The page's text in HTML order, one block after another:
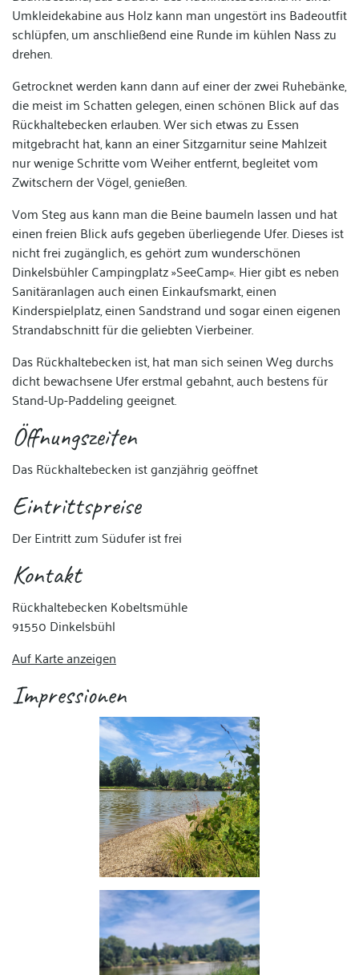
Umkleidekabine aus Holz kann man ungestört ins Badeoutfit
schlüpfen, um anschließend eine Runde im kühlen Nass zu
drehen.
Getrocknet werden kann dann auf einer der zwei Ruhebänke,
die meist im Schatten gelegen, einen schönen Blick auf das
Rückhaltebecken erlauben. Wer sich etwas zu Essen
mitgebracht hat, kann an einer Sitzgarnitur seine Mahlzeit
nur wenige Schritte vom Weiher entfernt, begleitet vom
Zwitschern der Vögel, genießen.
Vom Steg aus kann man die Beine baumeln lassen und hat
einen freien Blick aufs gegeben überliegende Ufer. Dieses ist
nicht frei zugänglich, es gehört zum wunderschönen
Dinkelsbühler Campingplatz »SeeCamp«. Hier gibt es neben
Sanitäranlagen auch einen Einkaufsmarkt, einen
Kinderspielplatz, einen Sandstrand und sogar einen eigenen
Strandabschnitt für die geliebten Vierbeiner.
Das Rückhaltebecken ist, hat man sich seinen Weg durchs
dicht bewachsene Ufer erstmal gebahnt, auch bestens für
Stand-Up-Paddeling geeignet.
Öffnungszeiten
Das Rückhaltebecken ist ganzjährig geöffnet
Eintrittspreise
Der Eintritt zum Südufer ist frei
Kontakt
Rückhaltebecken Kobeltsmühle
91550 Dinkelsbühl
Auf Karte anzeigen
Impressionen